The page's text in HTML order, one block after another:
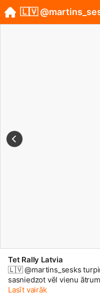
Tet Rally Latvia
🇱🇻 @martins_sesks
sasniedzot vēl vienu
liepājnieks ir pārliecināts,
Lasīt vairāk